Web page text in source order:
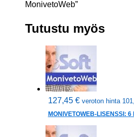
MonivetoWeb”
Tutustu myös
127,45 € veroton hinta
MONIVETOWEB-LISENSSI: